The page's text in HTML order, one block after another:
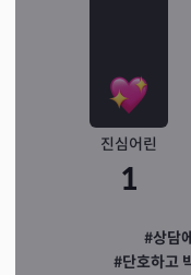
진심어린
1
#상담
#단호하고